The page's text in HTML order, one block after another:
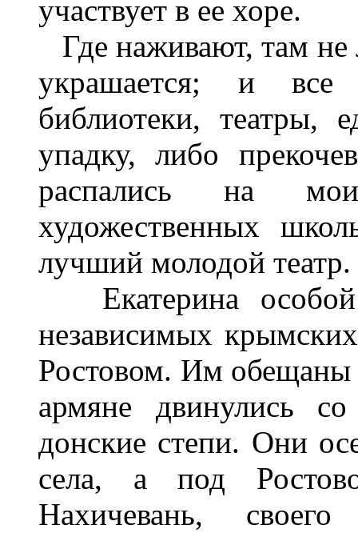
участвует в ее хоре.
Где наживают, там не
украшается; и все
библиотеки, театры,
упадку, либо
распались на
художественных
лучший молодой театр.
Екатерина особой
независимых
Ростовом. Им обещаны
армяне двинулись
донские степи. Они
села, а под
Нахичевань,